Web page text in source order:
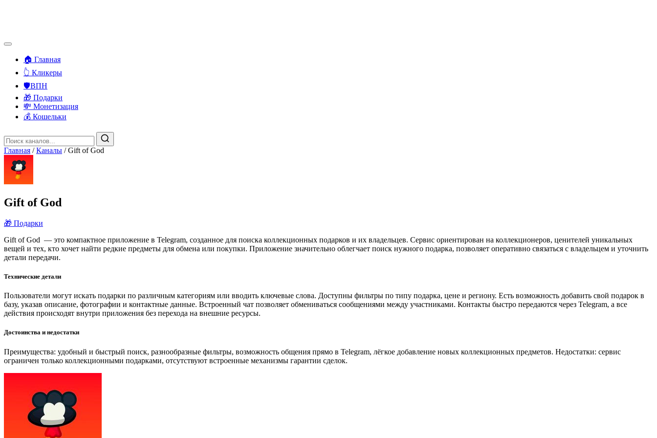
🏠 Главная
👆 Кликеры
🛡️ВПН
🎁 Подарки
💸 Монетизация
💰 Кошельки
Главная / Каналы / Gift of God ️
Gift of God ️
🎁 Подарки
Gift of God ️ — это компактное приложение в Telegram, созданное для поиска коллекционных подарков и их владельцев. Сервис ориентирован на коллекционеров, ценителей уникальных
вещей и тех, кто хочет найти редкие предметы для обмена или покупки. Приложение значительно облегчает поиск нужного подарка, позволяет оперативно связаться с владельцем и уточнить
детали передачи.
Технические детали
Пользователи могут искать подарки по различным категориям или вводить ключевые слова. Доступны фильтры по типу подарка, цене и региону. Есть возможность добавить свой подарок в
базу, указав описание, фотографии и контактные данные. Встроенный чат позволяет обмениваться сообщениями между участниками. Контакты быстро передаются через Telegram, а все
действия происходят внутри приложения без перехода на внешние ресурсы.
Достоинства и недостатки
Преимущества: удобный и быстрый поиск, разнообразные фильтры, возможность общения прямо в Telegram, лёгкое добавление новых коллекционных предметов. Недостатки: сервис
ограничен только коллекционными подарками, отсутствуют встроенные механизмы гарантии сделок.